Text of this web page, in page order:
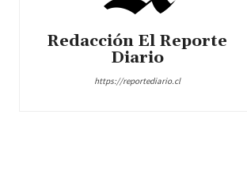
Redacción El Reporte
Diario
https://reportediario.cl